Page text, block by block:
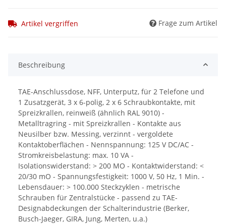
Artikel vergriffen Frage zum Artikel
Beschreibung
TAE-Anschlussdose, NFF, Unterputz, für 2 Telefone und
1 Zusatzgerät, 3 x 6-polig, 2 x 6 Schraubkontakte, mit
Spreizkrallen, reinweiß (ähnlich RAL 9010) -
Metalltragring - mit Spreizkrallen - Kontakte aus
Neusilber bzw. Messing, verzinnt - vergoldete
Kontaktoberflächen - Nennspannung: 125 V DC/AC -
Stromkreisbelastung: max. 10 VA -
Isolationswiderstand: > 200 MO - Kontaktwiderstand: <
20/30 mO - Spannungsfestigkeit: 1000 V, 50 Hz, 1 Min. -
Lebensdauer: > 100.000 Steckzyklen - metrische
Schrauben für Zentralstücke - passend zu TAE-
Designabdeckungen der Schalterindustrie (Berker,
Busch-Jaeger, GIRA, Jung, Merten, u.a.)